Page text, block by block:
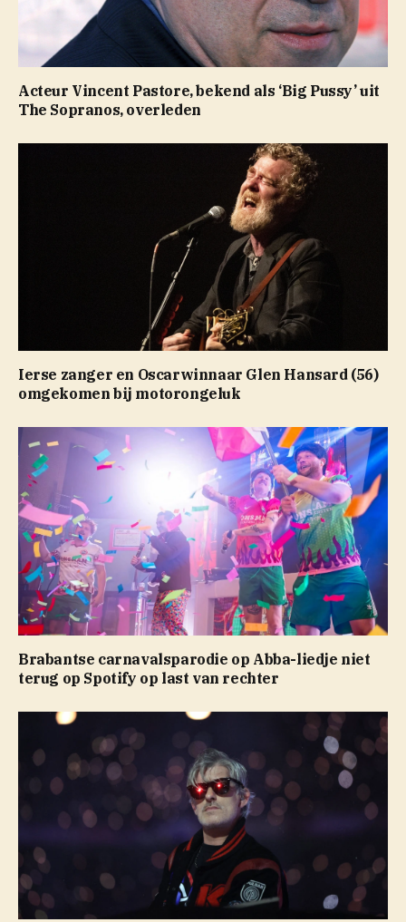
Acteur Vincent Pastore, bekend als ‘Big Pussy’ uit
The Sopranos, overleden
Ierse zanger en Oscarwinnaar Glen Hansard (56)
omgekomen bij motorongeluk
Brabantse carnavalsparodie op Abba-liedje niet
terug op Spotify op last van rechter